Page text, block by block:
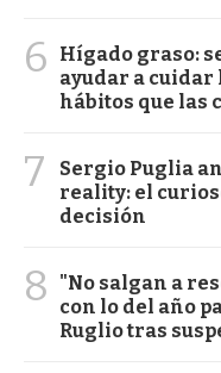
6
Hígado graso:
ayudar a cuidar
hábitos que las
7
Sergio Puglia
reality: el
decisión
8
"No salgan a
con lo del año
Ruglio tras